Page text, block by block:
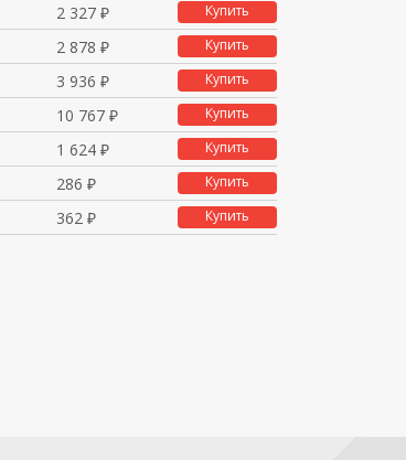
2 327 ₽ Купить
2 878 ₽ Купить
3 936 ₽ Купить
10 767 ₽ Купить
1 624 ₽ Купить
286 ₽ Купить
362 ₽ Купить